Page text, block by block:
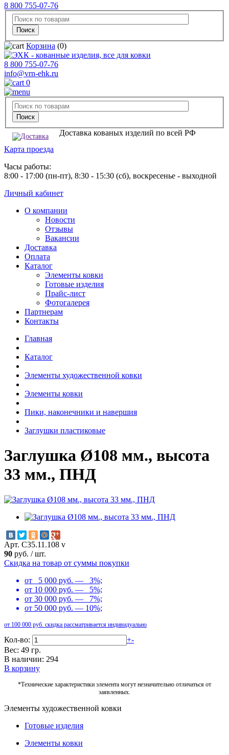
8 800 755-07-76
Корзина (0)
8 800 755-07-76
info@vrn-ehk.ru
0
Доставка кованых изделий по всей РФ
Карта проезда
Часы работы:
8:00 - 17:00 (пн-пт), 8:30 - 15:30 (сб), воскресенье - выходной
Личный кабинет
О компании
Новости
Отзывы
Вакансии
Доставка
Оплата
Каталог
Элементы ковки
Готовые изделия
Прайс-лист
Фотогалерея
Партнерам
Контакты
Главная
Каталог
Элементы художественной ковки
Элементы ковки
Пики, наконечники и навершия
Заглушки пластиковые
Заглушка Ø108 мм., высота
33 мм., ПНД
Арт. С35.11.108 v
90 руб. /шт.
Скидка на товар от суммы покупки
от 5 000 руб. — 3%;
от 10 000 руб. — 5%;
от 30 000 руб. — 7%;
от 50 000 руб. — 10%;
от 100 000 руб. скидка рассматривается индивидуально
Кол-во: +-
Вес: 49 гр.
В наличии: 294
В корзину
*Технические характеристики элемента могут незначительно отличаться от
заявленных.
Элементы художественной ковки
Готовые изделия
Элементы ковки